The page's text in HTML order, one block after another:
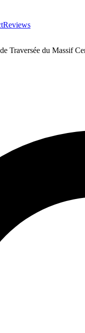
Reviews
Traversée du Massif